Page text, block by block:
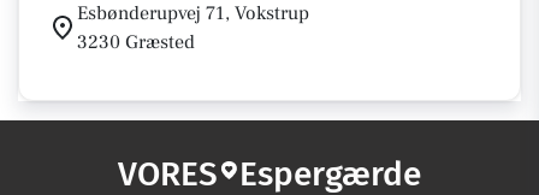
Esbønderupvej 71, Vokstrup
3230 Græsted
VORES Espergærde